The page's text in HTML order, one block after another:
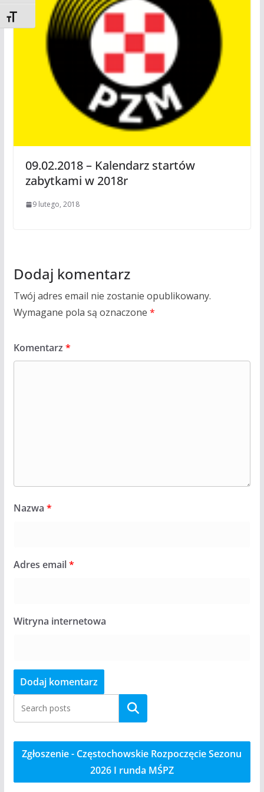
Toggle Font size
09.02.2018 – Kalendarz startów
zabytkami w 2018r
9 lutego, 2018
Dodaj komentarz
Twój adres email nie zostanie opublikowany.
Wymagane pola są oznaczone *
Komentarz *
Nazwa *
Adres email*
Witryna internetowa
Szukaj
Zgłoszenie - Częstochowskie Rozpoczęcie Sezonu
2026 I runda MŚPZ